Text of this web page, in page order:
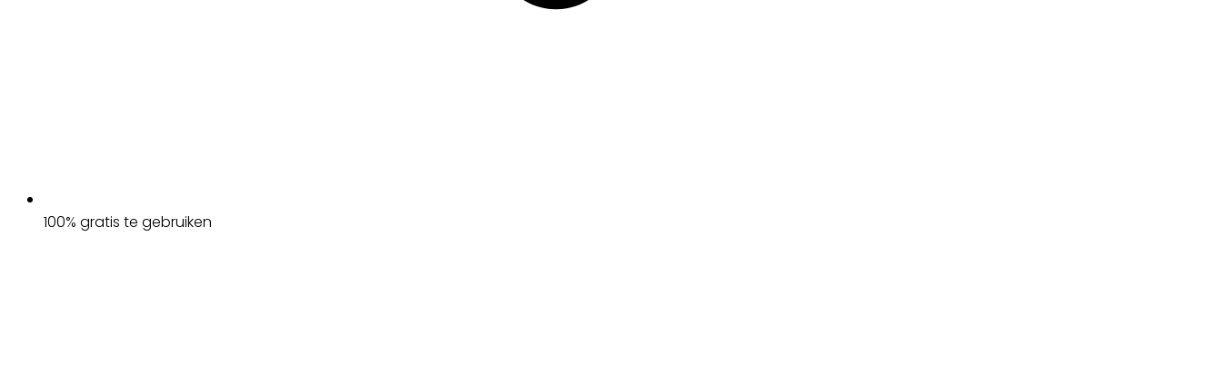
100% gratis te gebruiken